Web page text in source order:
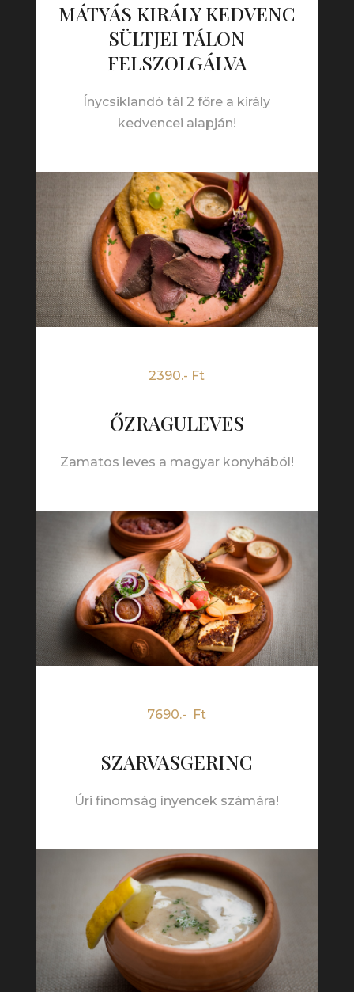
MÁTYÁS KIRÁLY KEDVENC
SÜLTJEI TÁLON
FELSZOLGÁLVA
Ínycsiklandó tál 2 főre a király
kedvencei alapján!
2390.- Ft
ŐZRAGULEVES
Zamatos leves a magyar konyhából!
7690.- Ft
SZARVASGERINC
Úri finomság ínyencek számára!